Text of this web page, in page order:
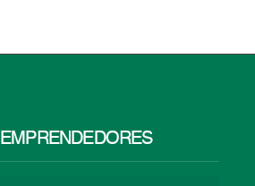
EMPRENDEDORES